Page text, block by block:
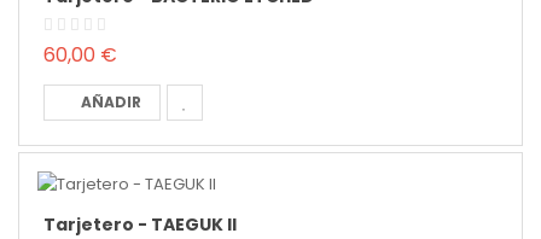
60,00 €
AÑADIR
Tarjetero - TAEGUK II